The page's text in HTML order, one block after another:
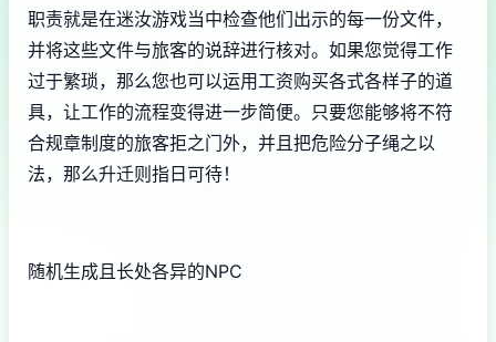
职责就是在迷汝游戏当中检查他们出示的每一份文件，
并将这些文件与旅客的说辞进行核对。如果您觉得工作
过于繁琐，那么您也可以运用工资购买各式各样子的道
具，让工作的流程变得进一步简便。只要您能够将不符
合规章制度的旅客拒之门外，并且把危险分子绳之以
法，那么升迁则指日可待！
随机生成且长处各异的NPC